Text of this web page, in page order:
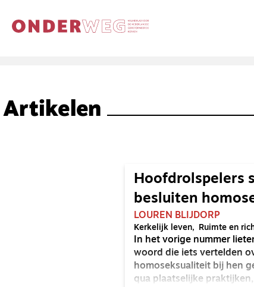
Artikelen
Hoofdrolspelers
besluiten
LOUREN BLIJDORP
Kerkelijk leven Ruimte en
In het vorige nummer
woord die iets vertelden
homoseksualiteit bij hen
qua plaatselijke